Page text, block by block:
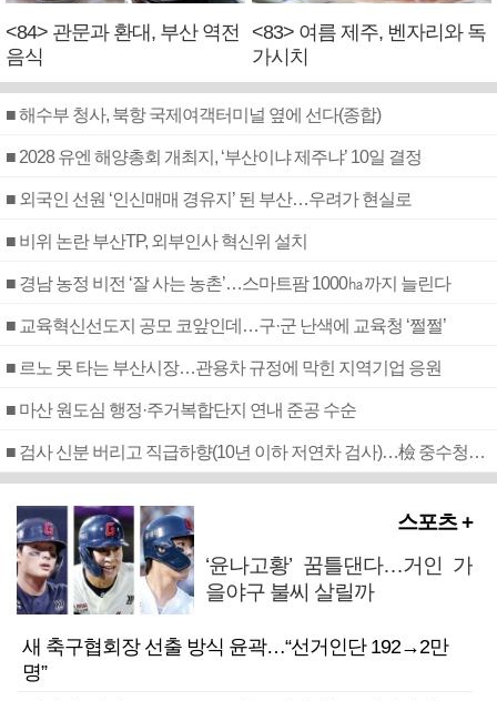
<84> 관문과 환대, 부산 역전
음식
<83> 여름 제주, 벤자리와 독
가시치
■ 해수부 청사, 북항 국제여객터미널 옆에 선다(종합)
■ 2028 유엔 해양총회 개최지, ‘부산이냐 제주냐’ 10일 결정
■ 외국인 선원 ‘인신매매 경유지’ 된 부산…우려가 현실로
■ 비위 논란 부산TP, 외부인사 혁신위 설치
■ 경남 농정 비전 ‘잘 사는 농촌’…스마트팜 1000㏊까지 늘린다
■ 교육혁신선도지 공모 코앞인데…구·군 난색에 교육청 ‘쩔쩔’
■ 르노 못 타는 부산시장…관용차 규정에 막힌 지역기업 응원
■ 마산 원도심 행정·주거복합단지 연내 준공 수순
■ 검사 신분 버리고 직급하향(10년 이하 저연차 검사)…檢 중수청행 기피
스포츠 +
‘윤나고황’ 꿈틀댄다…거인 가
을야구 불씨 살릴까
새 축구협회장 선출 방식 윤곽…“선거인단 192→2만
명”